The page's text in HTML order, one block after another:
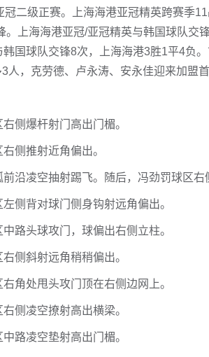
二级正赛。上海海港亚冠精英跨赛季
。上海海港亚冠/亚冠精英与韩国球队交
国球队交锋8次，上海海港3胜1平4负
人，克劳德、卢永涛、安永佳迎来加盟首
侧爆杆射门高出门楣。
侧推射近角偏出。
沿凌空抽射踢飞。随后，冯劲罚球区右
侧背对球门侧身钩射远角偏出。
路头球攻门，球偏出右侧立柱。
侧斜射远角稍稍偏出。
角处甩头攻门顶在右侧边网上。
侧凌空撩射高出横梁。
路凌空垫射高出门楣。